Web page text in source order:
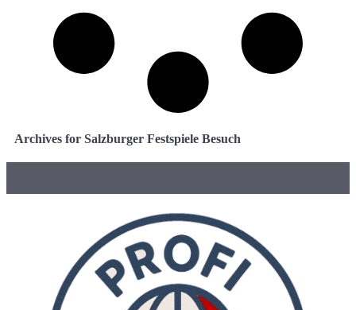
Archives for Salzburger Festspiele Besuch